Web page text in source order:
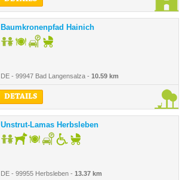
Baumkronenpfad Hainich
DE - 99947 Bad Langensalza - 10.59 km
DETAILS
Unstrut-Lamas Herbsleben
DE - 99955 Herbsleben - 13.37 km